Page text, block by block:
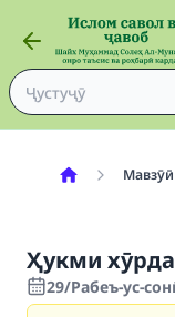
Мавзӯӣ
Ҳукми
29/Рабеъ-ус-